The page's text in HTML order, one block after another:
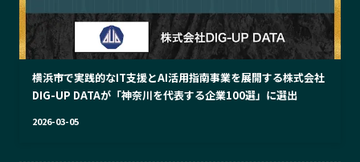
横浜市で実践的なIT支援とAI活用指南事業を展開する株式会社
DIG-UP DATAが「神奈川を代表する企業100選」に選出
2026-03-05